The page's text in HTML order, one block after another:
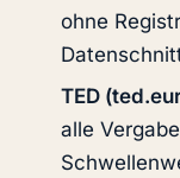
ohne
TED
alle